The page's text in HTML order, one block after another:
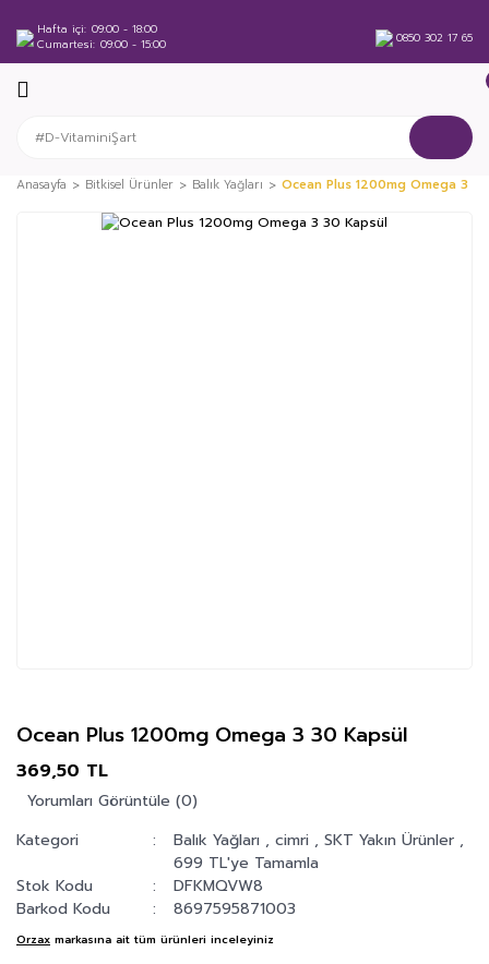
Hafta içi 09:00 - 18:00
Cumartesi 09:00 - 15:00 0850 302 17 65
Anasayfa Bitkisel Ürünler Balık Yağları Ocean Plus 1200mg Omega 3
Ocean Plus 1200mg Omega 3 30 Kapsül
369,50 TL
Yorumları Görüntüle (0)
Kategori
Balık Yağları ,cimri ,SKT Yakın Ürünler ,
699 TL'ye Tamamla
Stok Kodu
DFKMQVW8
Barkod Kodu
8697595871003
Orzax markasına ait tüm ürünleri inceleyiniz